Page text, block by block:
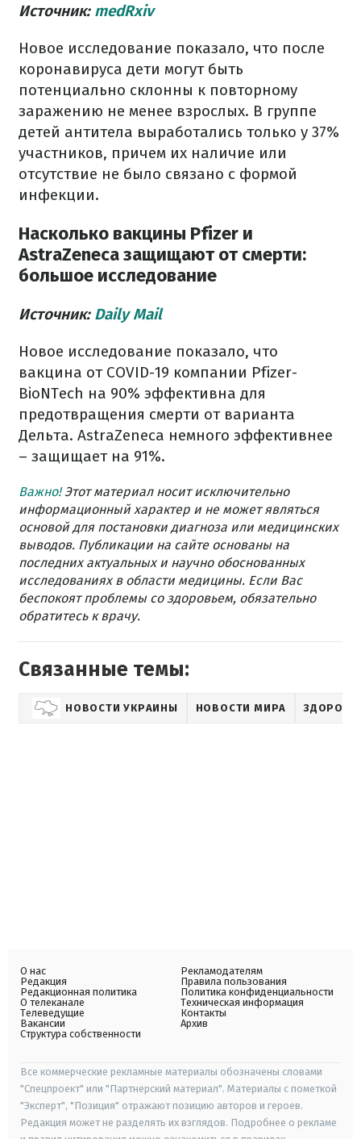
Источник: medRxiv
Новое исследование показало, что после
коронавируса дети могут быть
потенциально склонны к повторному
заражению не менее взрослых. В группе
детей антитела выработались только у 37%
участников, причем их наличие или
отсутствие не было связано с формой
инфекции.
Насколько вакцины Pfizer и
AstraZeneca защищают от смерти:
большое исследование
Источник: Daily Mail
Новое исследование показало, что
вакцина от COVID-19 компании Pfizer-
BioNTech на 90% эффективна для
предотвращения смерти от варианта
Дельта. AstraZeneca немного эффективнее
– защищает на 91%.
Важно!Этот материал носит исключительно
информационный характер и не может являться
основой для постановки диагноза или медицинских
выводов. Публикации на сайте основаны на
последних актуальных и научно обоснованных
исследованиях в области медицины. Если Вас
беспокоят проблемы со здоровьем, обязательно
обратитесь к врачу.
Связанные темы:
НОВОСТИ УКРАИНЫ НОВОСТИ МИРА
О нас
Редакция
Редакционная политика
О телеканале
Телеведущие
Вакансии
Структура собственности
Рекламодателям
Правила пользования
Политика конфиденциальности
Техническая информация
Контакты
Архив
Все коммерческие рекламные материалы обозначены словами
"Спецпроект" или "Партнерский материал". Материалы с пометкой
"Эксперт", "Позиция" отражают позицию авторов и героев.
Редакция может не разделять их взглядов. Подробнее о рекламе